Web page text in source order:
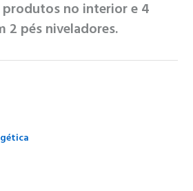
no interior e 4
2 pés niveladores.